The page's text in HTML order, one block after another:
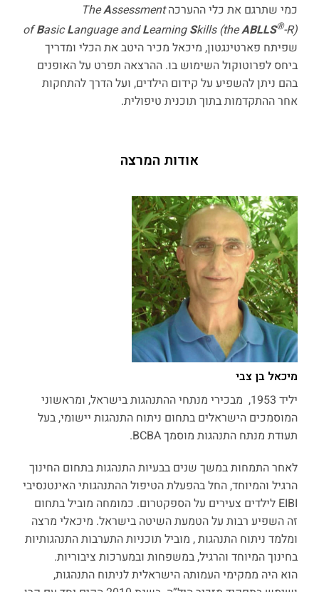
כמי שתרגם את כלי ההערכה TheAssessment
ofBasicLanguage andLearningSkills (theABLLS®-R)
שפיתח פארטינגטון, מיכאל מכיר היטב את הכלי ומדריך
ביחס לפרוטוקול השימוש בו. ההרצאה תפרט על האופנים
בהם ניתן להשפיע על קידום הילדים, ועל הדרך להתחקות
אחר ההתקדמות בתוך תוכנית טיפולית.
אודות המרצה
מיכאל בן צבי
יליד 1953, מבכירי מנתחי ההתנהגות בישראל, ומראשוני
המוסמכים הישראלים בתחום ניתוח התנהגות יישומי, בעל
תעודת מנתח התנהגות מוסמךBCBA
.
לאחר התמחות במשך שנים בבעיות התנהגות בתחום החינוך
הרגיל והמיוחד, החל בהפעלת הטיפול ההתנהגותי האינטנסיבי
EIBI לילדים צעירים על הספקטרום. כמומחה מוביל בתחום
זה השפיע רבות על הטמעת השיטה בישראל. מיכאלי מרצה
ומלמד ניתוח התנהגות , מוביל תוכניות התערבות התנהגותיות
בחינוך המיוחד והרגיל, במשפחות ובמערכות ציבוריות.
הוא היה ממקימי העמותה הישראלית לניתוח התנהגות,